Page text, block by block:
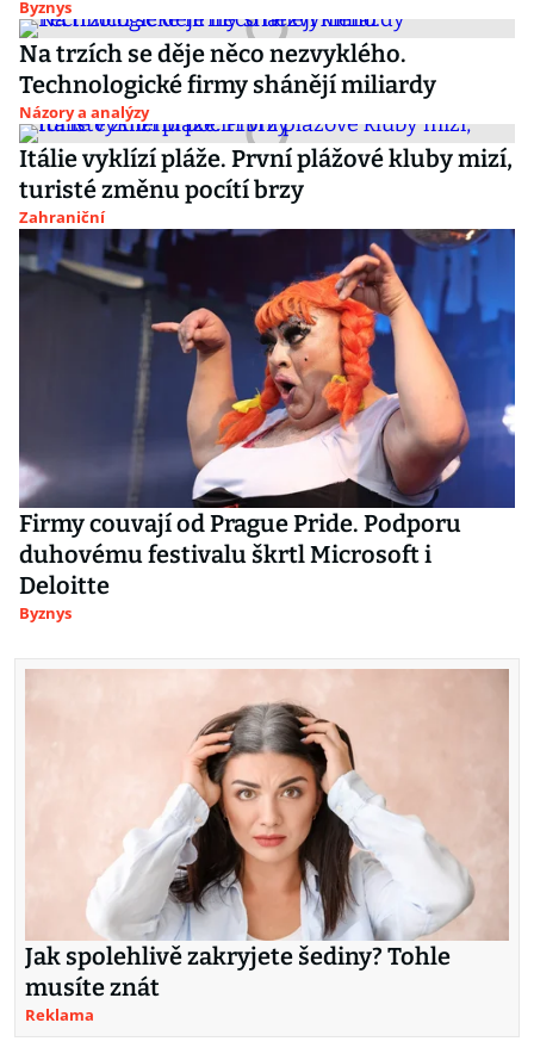
Byznys
Na trzích se děje něco nezvyklého.
Technologické firmy shánějí miliardy
Názory a analýzy
Itálie vyklízí pláže. První plážové kluby mizí,
turisté změnu pocítí brzy
Zahraniční
Firmy couvají od Prague Pride. Podporu
duhovému festivalu škrtl Microsoft i
Deloitte
Byznys
Jak spolehlivě zakryjete šediny? Tohle
musíte znát
Reklama